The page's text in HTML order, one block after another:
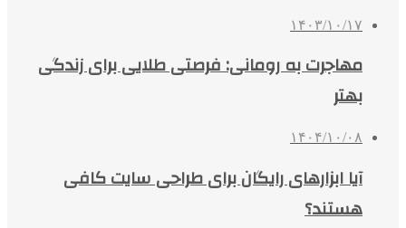
۱۴۰۳/۱۰/۱۷
مهاجرت به رومانی: فرصتی طلایی برای زندگی
بهتر
۱۴۰۴/۱۰/۰۸
آیا ابزارهای رایگان برای طراحی سایت کافی
هستند؟